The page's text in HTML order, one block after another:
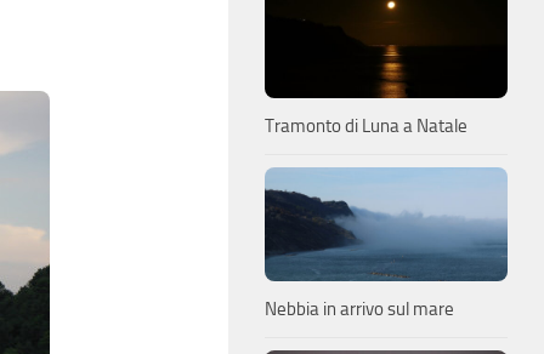
Tramonto di Luna a Natale
Nebbia in arrivo sul mare